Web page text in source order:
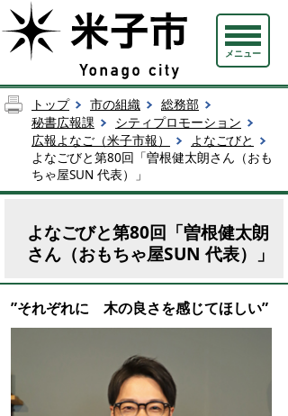
メニュー
トップ 市の組織
総務部
秘書広報課
シティプロモーション
広報よなご（米子市報）
よなごびと
よなごびと第80回「曽根健太朗さん（おも
ちゃ屋SUN 代表）」
よなごびと第80回「曽根健太朗
さん（おもちゃ屋SUN 代表）」
”それぞれに 木の良さを感じてほしい”